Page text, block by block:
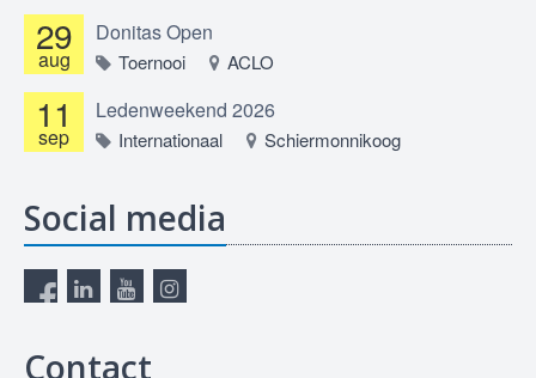
29
aug
Donitas Open
Toernooi ACLO
11
sep
Ledenweekend 2026
Internationaal Schiermonnikoog
Social media
Contact